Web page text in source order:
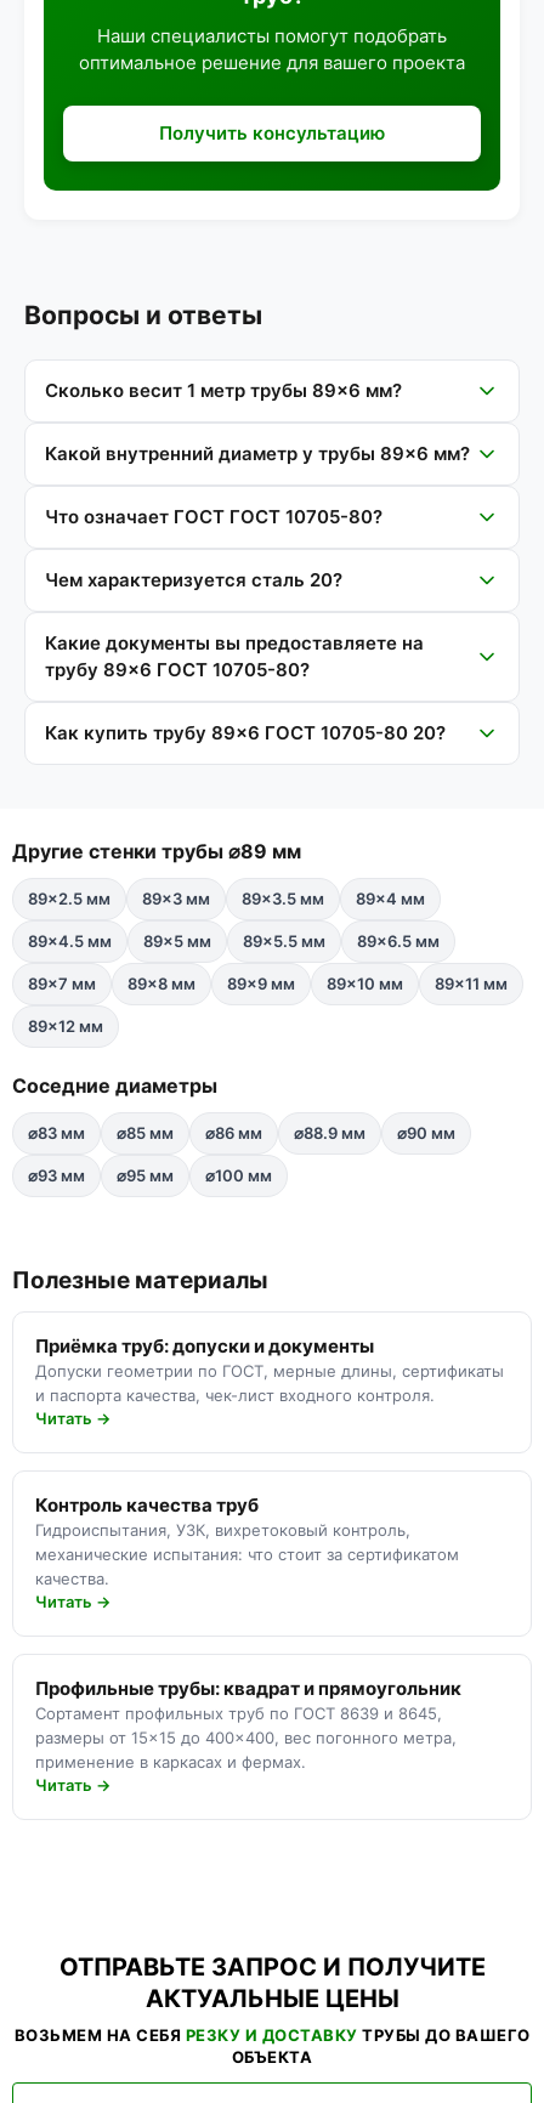
Наши специалисты помогут подобрать
оптимальное решение для вашего проекта
Получить консультацию
Вопросы и ответы
Сколько весит 1 метр трубы 89×6 мм?
Какой внутренний диаметр у трубы 89×6 мм?
Что означает ГОСТ ГОСТ 10705-80?
Чем характеризуется сталь 20?
Какие документы вы предоставляете на
трубу 89×6 ГОСТ 10705-80?
Как купить трубу 89×6 ГОСТ 10705-80 20?
Другие стенки трубы ⌀89 мм
89×2.5 мм 89×3 мм 89×3.5 мм 89×4 мм
89×4.5 мм 89×5 мм 89×5.5 мм 89×6.5 мм
89×7 мм 89×8 мм 89×9 мм 89×10 мм 89×11 мм
89×12 мм
Соседние диаметры
⌀83 мм ⌀85 мм ⌀86 мм ⌀88.9 мм ⌀90 мм
⌀93 мм ⌀95 мм ⌀100 мм
Полезные материалы
Приёмка труб: допуски и документы
Допуски геометрии по ГОСТ, мерные длины, сертификаты
и паспорта качества, чек-лист входного контроля.
Читать →
Контроль качества труб
Гидроиспытания, УЗК, вихретоковый контроль,
механические испытания: что стоит за сертификатом
качества.
Читать →
Профильные трубы: квадрат и прямоугольник
Сортамент профильных труб по ГОСТ 8639 и 8645,
размеры от 15×15 до 400×400, вес погонного метра,
применение в каркасах и фермах.
Читать →
ОТПРАВЬТЕ ЗАПРОС И ПОЛУЧИТЕ
АКТУАЛЬНЫЕ ЦЕНЫ
ВОЗЬМЕМ НА СЕБЯ РЕЗКУ И ДОСТАВКУ ТРУБЫ ДО ВАШЕГО
ОБЪЕКТА